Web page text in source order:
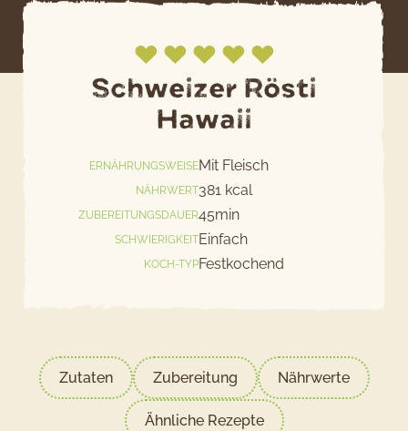
Jetzt bewerten
Schweizer Rösti
Hawaii
ERNÄHRUNGSWEISEMit Fleisch
NÄHRWERT381 kcal
ZUBEREITUNGSDAUER45min
SCHWIERIGKEITEinfach
KOCH-TYPFestkochend
Zutaten Zubereitung Nährwerte
Ähnliche Rezepte